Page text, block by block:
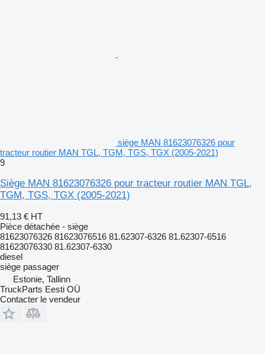
siège MAN 81623076326 pour
tracteur routier MAN TGL, TGM, TGS, TGX (2005-2021)
9
Siège MAN 81623076326 pour tracteur routier MAN TGL,
TGM, TGS, TGX (2005-2021)
91,13 € HT
Pièce détachée - siège
81623076326 81623076516 81.62307-6326 81.62307-6516
81623076330 81.62307-6330
diesel
siège passager
Estonie, Tallinn
TruckParts Eesti OÜ
Contacter le vendeur